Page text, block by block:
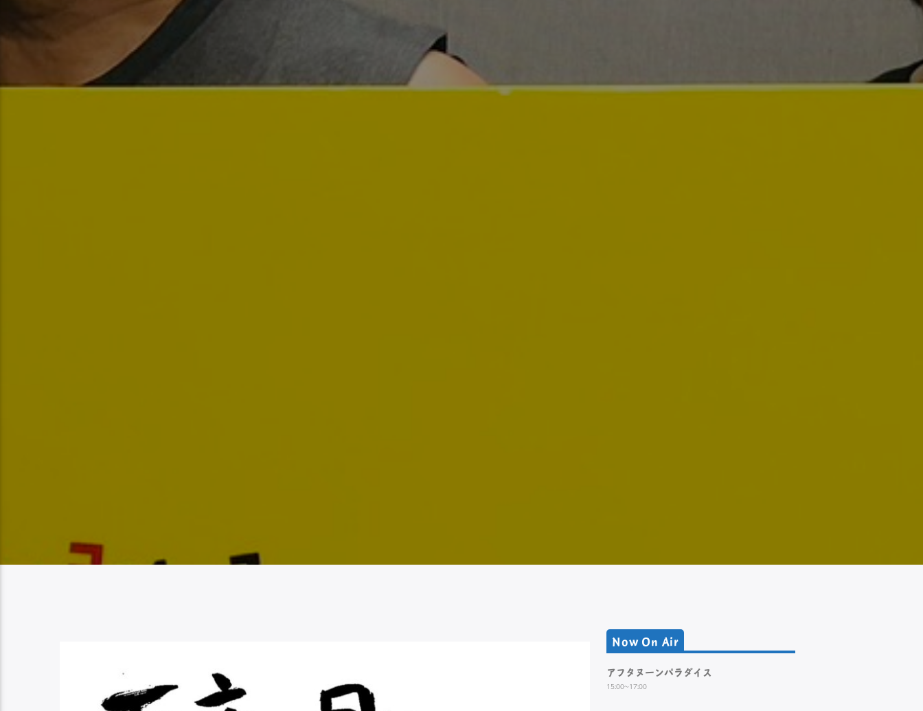
Now On Air
アフタヌーンパラダイス
15:00~17:00